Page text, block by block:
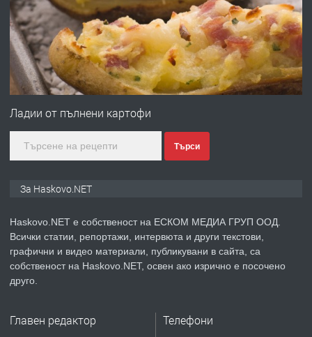
преди 3 дни
ПРЕДЛАГА
№4120 Магазин/Офис под наем в кв.
градската градина!
преди 4 дни
ПРЕДЛАГА
Продавам парцел в гр. Хасково кв.
Ладии от пълнени картофи
Търси
За Haskovo.NET
Haskovo.NET е собственост на ЕСКОМ МЕДИА ГРУП ООД.
Всички статии, репортажи, интервюта и други текстови,
графични и видео материали, публикувани в сайта, са
собственост на Haskovo.NET, освен ако изрично е посочено
друго.
Главен редактор Телефони